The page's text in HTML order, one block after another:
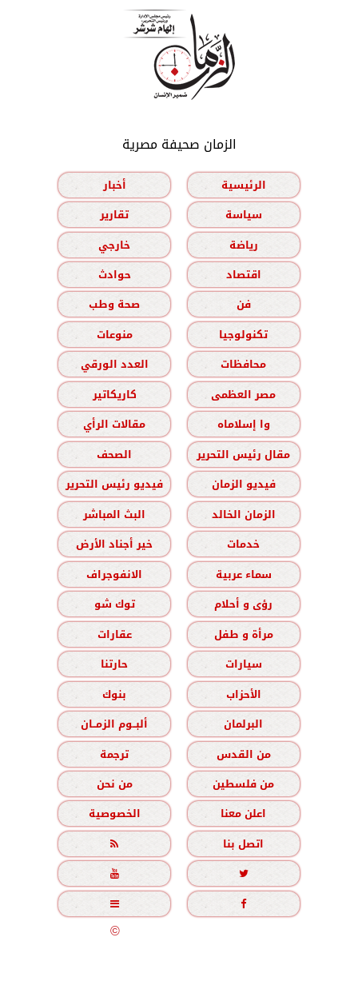
الزمان صحيفة مصرية
الرئيسية
أخبار
سياسة
تقارير
رياضة
خارجي
اقتصاد
حوادث
فن
صحة وطب
تكنولوجيا
منوعات
محافظات
العدد الورقي
مصر العظمى
كاريكاتير
وا إسلاماه
مقالات الرأي
مقال رئيس التحرير
الصحف
فيديو الزمان
فيديو رئيس التحرير
الزمان الخالد
البث المباشر
خدمات
خير أجناد الأرض
سماء عربية
الانفوجراف
رؤى و أحلام
توك شو
مرأة و طفل
عقارات
سيارات
حارتنا
الأحزاب
بنوك
البرلمان
ألبــوم الزمــان
من القدس
ترجمة
من فلسطين
من نحن
اعلن معنا
الخصوصية
اتصل بنا





جميع الحقوق محفوظة©